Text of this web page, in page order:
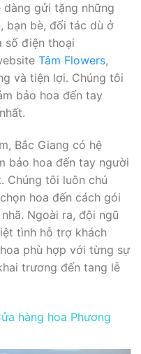
dàng gửi tặng những
bạn bè, đối tác dù ở
số điện thoại
Tâm Flowers,
và tiện lợi. Chúng tôi
bảo hoa đến tay
Bắc Giang có hệ
bảo hoa đến tay người
Chúng tôi luôn chú
hoa đến cách gói
Ngoài ra, đội ngũ
tình hỗ trợ khách
phù hợp với từng sự
trương đến tang lễ
hàng hoa Phương